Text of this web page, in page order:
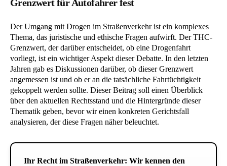
Grenzwert für Autofahrer fest
Der Umgang mit Drogen im Straßenverkehr ist ein komplexes
Thema, das juristische und ethische Fragen aufwirft. Der THC-
Grenzwert, der darüber entscheidet, ob eine Drogenfahrt
vorliegt, ist ein wichtiger Aspekt dieser Debatte. In den letzten
Jahren gab es Diskussionen darüber, ob dieser Grenzwert
angemessen ist und ob er an die tatsächliche Fahrtüchtigkeit
gekoppelt werden sollte. Dieser Beitrag soll einen Überblick
über den aktuellen Rechtsstand und die Hintergründe dieser
Thematik geben, bevor wir einen konkreten Gerichtsfall
analysieren, der diese Fragen näher beleuchtet.
Ihr Recht im Straßenverkehr: Wir kennen den